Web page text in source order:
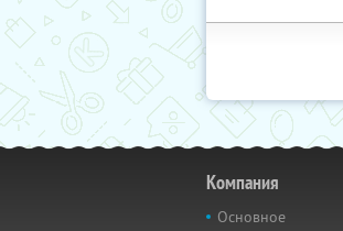
Компания
Основное